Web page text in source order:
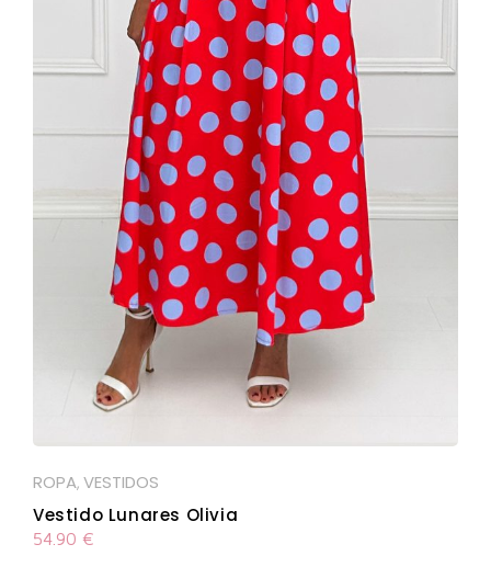
ROPA, VESTIDOS
Vestido Lunares Olivia
54.90 €